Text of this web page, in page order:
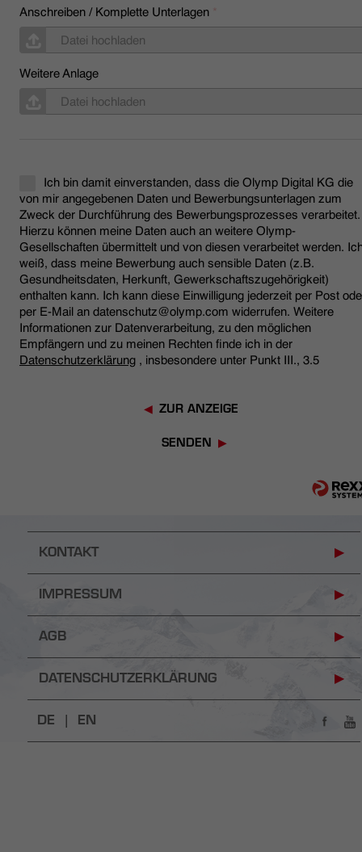
Anschreiben / Komplette Unterlagen *
Datei hochladen
Weitere Anlage
Datei hochladen
Ich bin damit einverstanden, dass die Olymp Digital KG die
von mir angegebenen Daten und Bewerbungsunterlagen zum
Zweck der Durchführung des Bewerbungsprozesses verarbeitet.
Hierzu können meine Daten auch an weitere Olymp-
Gesellschaften übermittelt und von diesen verarbeitet werden.
weiß, dass meine Bewerbung auch sensible Daten (z.B.
Gesundheitsdaten, Herkunft, Gewerkschaftszugehörigkeit)
enthalten kann. Ich kann diese Einwilligung jederzeit per Post
per E-Mail an datenschutz@olymp.com widerrufen. Weitere
Informationen zur Datenverarbeitung, zu den möglichen
Empfängern und zu meinen Rechten finde ich in der
Datenschutzerklärung , insbesondere unter Punkt III., 3.5
ZUR ANZEIGE
SENDEN
KONTAKT
IMPRESSUM
AGB
DATENSCHUTZERKLÄRUNG
DE | EN